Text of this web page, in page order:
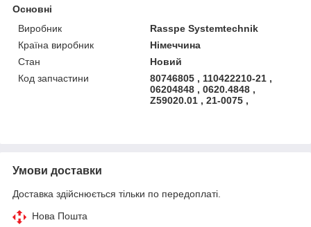
Основні
Виробник
Rasspe Systemtechnik
Країна виробник
Німеччина
Стан
Новий
Код запчастини
80746805 , 110422210-21 ,
06204848 , 0620.4848 ,
Z59020.01 , 21-0075 ,
Умови доставки
Доставка здійснюється тільки по передоплаті.
Нова Пошта